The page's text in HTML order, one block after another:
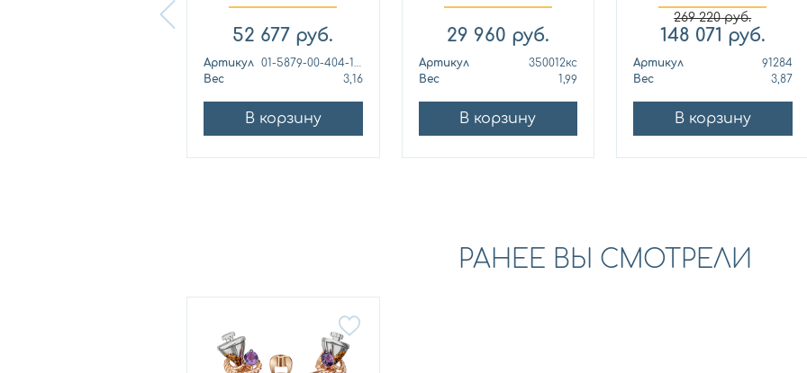
Платина 0...
52 677 руб.
Артикул
01-5879-00-404-1110
Вес
3,16
В корзину
Кло...
29 960 руб.
Артикул
350012кс
Вес
1,99
В корзину
ю...
269 220руб.
148 071 руб.
Артикул
91284
Вес
3,87
В корзину
РАНЕЕ ВЫ СМОТРЕЛИ